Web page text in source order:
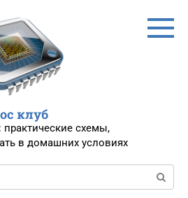
клуб
схемы,
в домашних условиях